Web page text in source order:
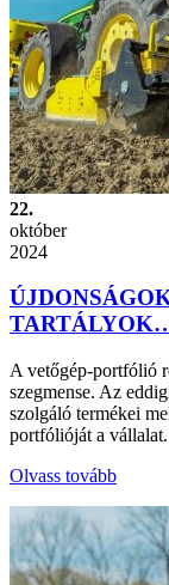
22.
október
2024
A vetőgép-portfólió
szegmense. Az
szolgáló termékei
portfólióját a
Olvass tovább